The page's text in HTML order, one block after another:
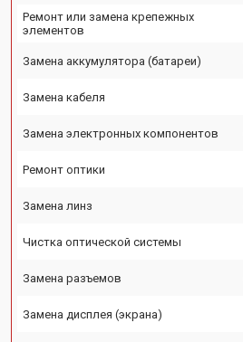
Ремонт или замена крепежных
элементов
Замена аккумулятора (батареи)
Замена кабеля
Замена электронных компонентов
Ремонт оптики
Замена линз
Чистка оптической системы
Замена разъемов
Замена дисплея (экрана)